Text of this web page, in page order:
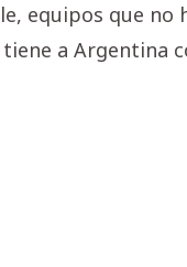
equipos que no
a Argentina